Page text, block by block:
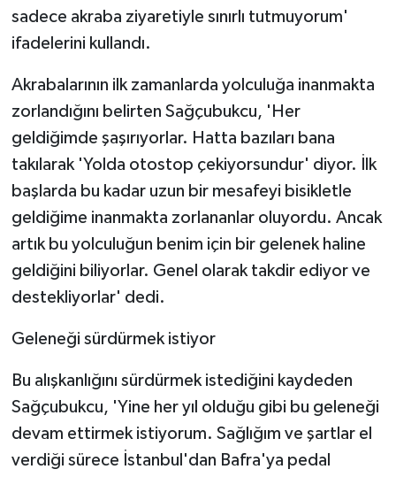
sadece akraba ziyaretiyle sınırlı tutmuyorum'
ifadelerini kullandı.
Akrabalarının ilk zamanlarda yolculuğa inanmakta
zorlandığını belirten Sağçubukcu, 'Her
geldiğimde şaşırıyorlar. Hatta bazıları bana
takılarak 'Yolda otostop çekiyorsundur' diyor. İlk
başlarda bu kadar uzun bir mesafeyi bisikletle
geldiğime inanmakta zorlananlar oluyordu. Ancak
artık bu yolculuğun benim için bir gelenek haline
geldiğini biliyorlar. Genel olarak takdir ediyor ve
destekliyorlar' dedi.
Geleneği sürdürmek istiyor
Bu alışkanlığını sürdürmek istediğini kaydeden
Sağçubukcu, 'Yine her yıl olduğu gibi bu geleneği
devam ettirmek istiyorum. Sağlığım ve şartlar el
verdiği sürece İstanbul'dan Bafra'ya pedal